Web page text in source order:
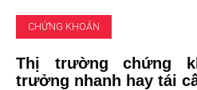
KHỞI NGHIỆP
GIẢI TRÍ & CÔNG NGHỆ
CHỨNG KHOÁN
Thị trường chứng
trưởng nhanh hay tái